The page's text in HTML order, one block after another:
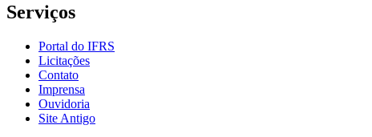
Serviços
Portal do IFRS
Licitações
Contato
Imprensa
Ouvidoria
Site Antigo